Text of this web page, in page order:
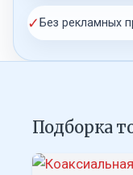
✓Без рекламных
Подборка